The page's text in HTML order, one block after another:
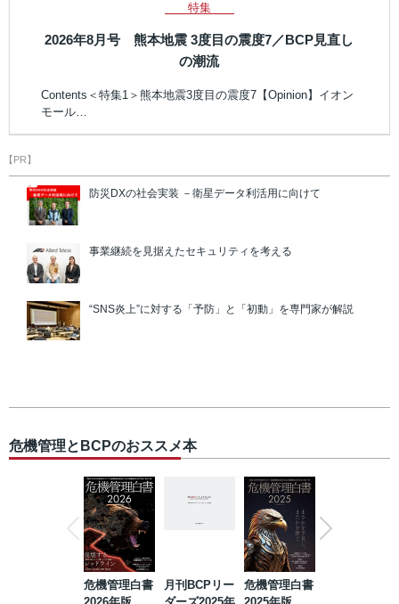
特集
2026年8月号 熊本地震 3度目の震度7／BCP見直し
の潮流
Contents＜特集1＞熊本地震3度目の震度7【Opinion】イオン
モール…
【PR】
防災DXの社会実装 －衛星データ利活用に向けて
事業継続を見据えたセキュリティを考える
“SNS炎上”に対する「予防」と「初動」を専門家が解説
危機管理とBCPのおススメ本
危機管理白書
月刊BCPリー
危機管理白書